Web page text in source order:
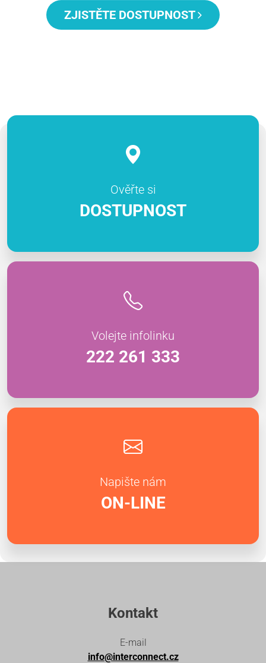
ZJISTĚTE DOSTUPNOST
Ověřte si
DOSTUPNOST
Volejte infolinku
222 261 333
Napište nám
ON-LINE
Kontakt
E-mail
info@interconnect.cz